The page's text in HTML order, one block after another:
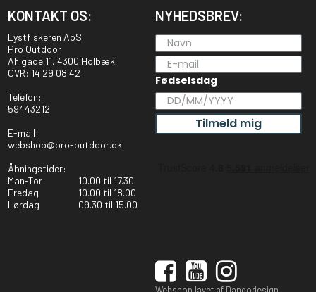
KONTAKT OS:
Lystfiskeren ApS
Pro Outdoor
Ahlgade 11, 4300 Holbæk
CVR: 14 29 08 42
Telefon:
59443212
E-mail:
webshop@pro-outdoor.dk
Åbningstider:
Man-Tor
10.00 til 17.30
Fredag
10.00 til 18.00
Lørdag
09.30 til 15.00
NYHEDSBREV:
Fødselsdag
Tilmeld mig
Webshop lavet af Dandodesign